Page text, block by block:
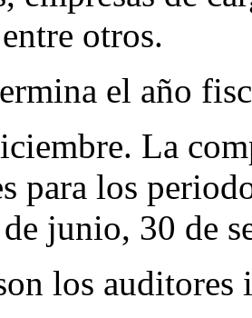
otros.
el año
La
para los
junio, 30 de
los auditores